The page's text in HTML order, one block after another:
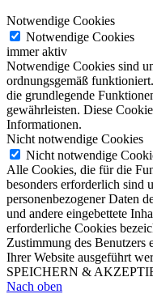
Notwendige Cookies
Notwendige Cookies
immer aktiv
Notwendige Cookies sind
ordnungsgemäß
die grundlegende
gewährleisten. Diese
Informationen.
Nicht notwendige Cookies
Nicht notwendige
Alle Cookies, die für die
besonders erforderlich sind
personenbezogener Daten
und andere eingebettete
erforderliche Cookies
Zustimmung des Benutzers
Ihrer Website ausgeführt
SPEICHERN &
Nach oben